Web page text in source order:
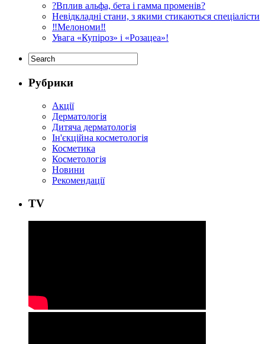
?Вплив альфа, бета і гамма променів?
Невідкладні стани, з якими стикаються спеціалісти
‼️Мелономи‼️
Увага «Купіроз» і «Розацеа»!
Рубрики
Акції
Дерматологія
Дитяча дерматологія
Ін'єкційна косметологія
Косметика
Косметологія
Новини
Рекомендації
ТV